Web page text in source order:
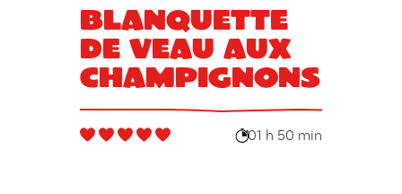
Blanquette
de veau aux
champignons
01 h 50 min